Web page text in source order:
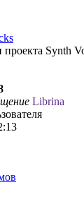
Synth
Librina